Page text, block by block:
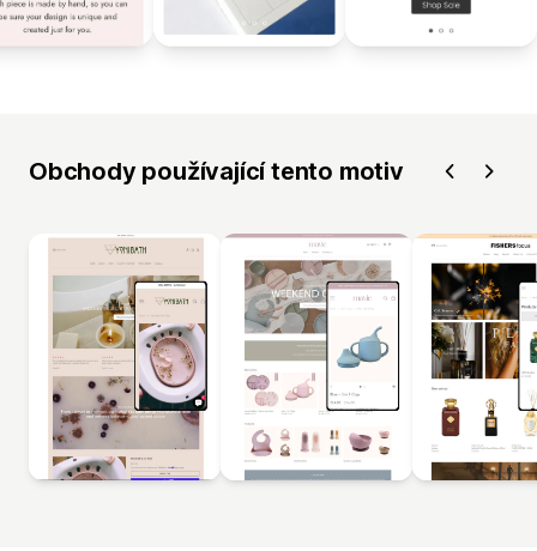
Obchody používající tento motiv